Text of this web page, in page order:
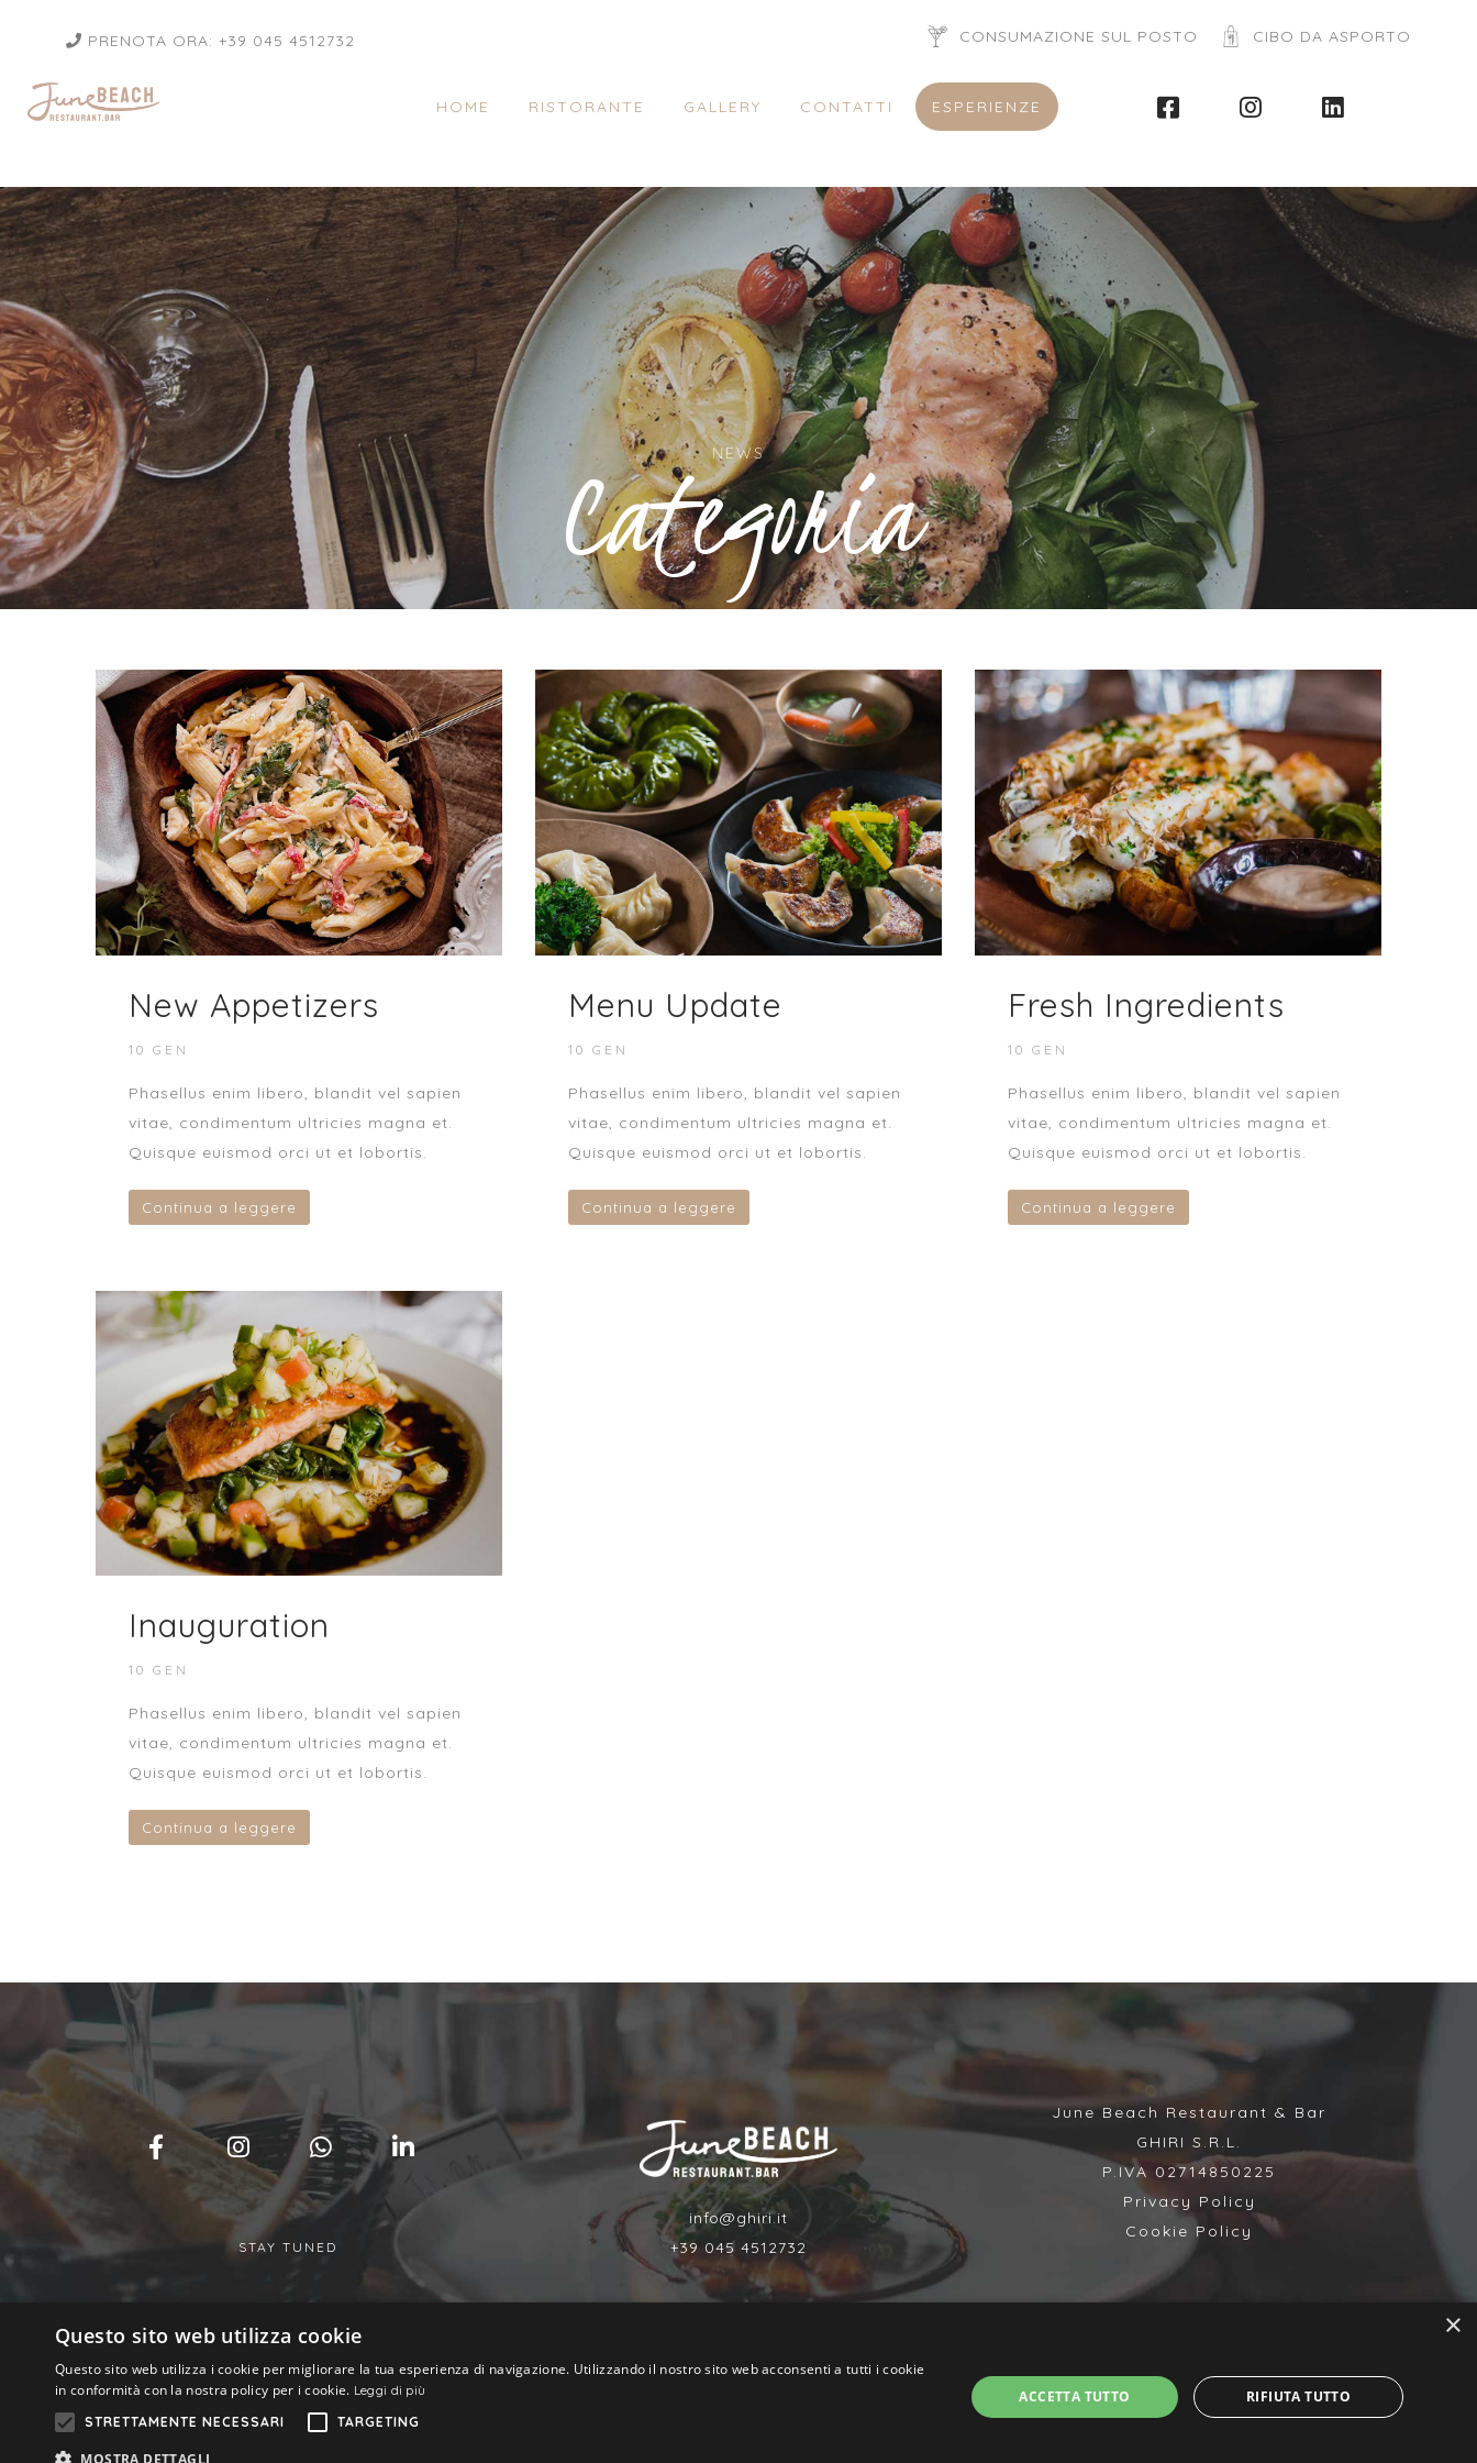
PRENOTA ORA: +39 045 4512732 CIBO DA ASPORTO
CONSUMAZIONE SUL POSTO
HOME RISTORANTE GALLERY CONTATTI ESPERIENZE
NEWS
Categoria
New Appetizers
10 GEN
Phasellus enim libero, blandit vel sapien
vitae, condimentum ultricies magna et.
Quisque euismod orci ut et lobortis.
Continua a leggere
Menu Update
10 GEN
Phasellus enim libero, blandit vel sapien
vitae, condimentum ultricies magna et.
Quisque euismod orci ut et lobortis.
Continua a leggere
Fresh Ingredients
10 GEN
Phasellus enim libero, blandit vel sapien
vitae, condimentum ultricies magna et.
Quisque euismod orci ut et lobortis.
Continua a leggere
Inauguration
10 GEN
Phasellus enim libero, blandit vel sapien
vitae, condimentum ultricies magna et.
Quisque euismod orci ut et lobortis.
Continua a leggere
STAY TUNED
info@ghiri.it
+39 045 4512732
June Beach Restaurant & Bar
GHIRI S.R.L.
P.IVA 02714850225
Privacy Policy
Cookie Policy
×
Questo sito web utilizza cookie
Questo sito web utilizza i cookie per migliorare la tua esperienza di navigazione. Utilizzando il nostro sito web acconsenti a tutti i cookie
in conformità con la nostra policy per i cookie. Leggi di più
STRETTAMENTE NECESSARI
TARGETING
MOSTRA DETTAGLI
ACCETTA TUTTO RIFIUTA TUTTO